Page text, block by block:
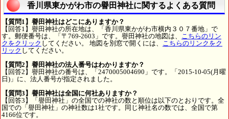
香川県東かがわ市の譽田神社に関するよくある質問
【質問1】譽田神社はどこにありますか？
【回答1】譽田神社の所在地は、「香川県東かがわ市横内３０７番地」で
す。郵便番号は、「〒769-2603」です。譽田神社の地図は、
こちらのリン
クをクリック してください。 地図を別窓で開くには、
こちらのリンクをク
リック してください。
【質問2】譽田神社の法人番号はわかりますか？
【回答2】譽田神社の番号は、「2470005004690」です。「2015-10-05(月曜
日)」に、法人番号が指定されました。
【質問3】譽田神社は全国に何社ありますか？
【回答3】「譽田神社」の全国での神社の数と順位は以下のとおりです。全
国での「譽田神社」の神社数は1社です。同じ神社名の数では、全国で第
4166位です。